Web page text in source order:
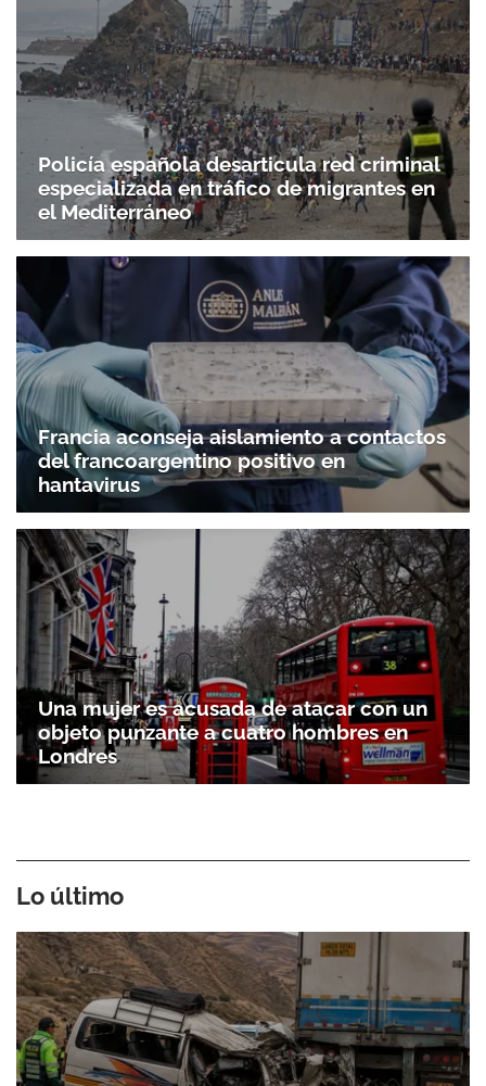
Policía española desarticula red criminal
especializada en tráfico de migrantes en
el Mediterráneo
Francia aconseja aislamiento a contactos
del francoargentino positivo en
hantavirus
Una mujer es acusada de atacar con un
objeto punzante a cuatro hombres en
Londres
Lo último